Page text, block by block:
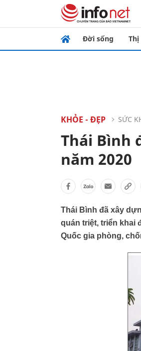
Đời sống
KHỎE - ĐẸP SỨC
Thái Bình
năm 2020
Thái Bình đã xây
quán triệt, triển khai
Quốc gia phòng,